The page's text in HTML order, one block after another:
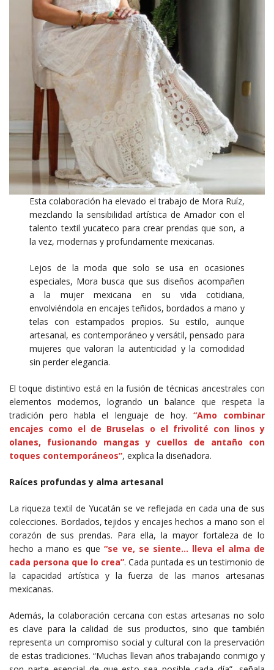
Esta colaboración ha elevado el trabajo de Mora Ruíz,
mezclando la sensibilidad artística de Amador con el
talento textil yucateco para crear prendas que son, a
la vez, modernas y profundamente mexicanas.
Lejos de la moda que solo se usa en ocasiones
especiales, Mora busca que sus diseños acompañen
a la mujer mexicana en su vida cotidiana,
envolviéndola en encajes teñidos, bordados a mano y
telas con estampados propios. Su estilo, aunque
artesanal, es contemporáneo y versátil, pensado para
mujeres que valoran la autenticidad y la comodidad
sin perder elegancia.
El toque distintivo está en la fusión de técnicas ancestrales con
elementos modernos, logrando un balance que respeta la
tradición pero habla el lenguaje de hoy. “Amo combinar
encajes como el de Bruselas o el frivolité con linos y
olanes, fusionando mangas y cuellos de antaño con
toques contemporáneos”, explica la diseñadora.
Raíces profundas y alma artesanal
La riqueza textil de Yucatán se ve reflejada en cada una de sus
colecciones. Bordados, tejidos y encajes hechos a mano son el
corazón de sus prendas. Para ella, la mayor fortaleza de lo
hecho a mano es que“se ve, se siente… lleva el alma de
cada persona que lo crea”. Cada puntada es un testimonio de
la capacidad artística y la fuerza de las manos artesanas
mexicanas.
Además, la colaboración cercana con estas artesanas no solo
es clave para la calidad de sus productos, sino que también
representa un compromiso social y cultural con la preservación
de estas tradiciones. “Muchas llevan años trabajando conmigo y